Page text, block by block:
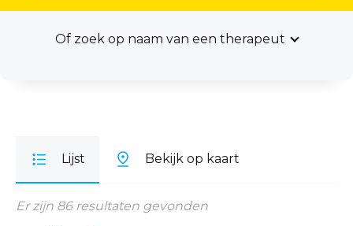
Of zoek op naam van een therapeut
Lijst Bekijk op kaart
Er zijn 86 resultaten gevonden